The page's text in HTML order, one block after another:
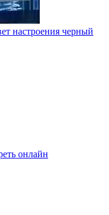
настроения черный
онлайн